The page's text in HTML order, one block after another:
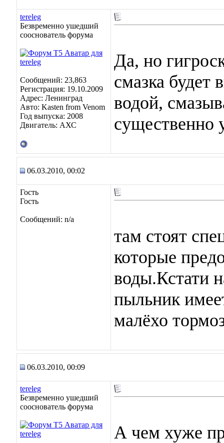
tereleg
Безвременно ушедший
сооснователь форума
Сообщений: 23,863
Регистрация: 19.10.2009
Адрес: Ленинград
Авто: Kasten from Venom
Год выпуска: 2008
Двигатель: АХС
Да, но
смазка будет
водой,
существенно
06.03.2010, 00:02
Гость
Гость
Сообщений: n/a
там стоят
которые
воды.Кстати
пыльник
малёхо
06.03.2010, 00:09
tereleg
Безвременно ушедший
сооснователь форума
А чем хуже